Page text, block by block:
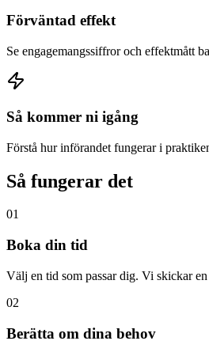
Förväntad effekt
Se engagemangssiffror och effektmått
Så kommer ni igång
Förstå hur införandet fungerar i
Så fungerar det
01
Boka din tid
Välj en tid som passar dig. Vi skickar
02
Berätta om dina behov